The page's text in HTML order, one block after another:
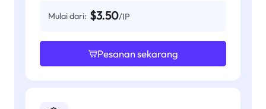
Mulai dari: $3.50/IP
Pesanan sekarang